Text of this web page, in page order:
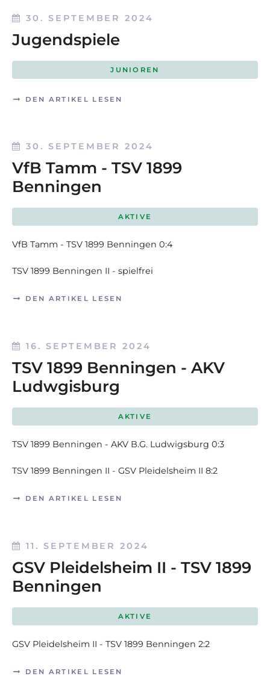
30. SEPTEMBER 2024
Jugendspiele
JUNIOREN
DEN ARTIKEL LESEN
30. SEPTEMBER 2024
VfB Tamm - TSV 1899
Benningen
AKTIVE
VfB Tamm - TSV 1899 Benningen 0:4
TSV 1899 Benningen II - spielfrei
DEN ARTIKEL LESEN
16. SEPTEMBER 2024
TSV 1899 Benningen - AKV
Ludwgisburg
AKTIVE
TSV 1899 Benningen - AKV B.G. Ludwigsburg 0:3
TSV 1899 Benningen II - GSV Pleidelsheim II 8:2
DEN ARTIKEL LESEN
11. SEPTEMBER 2024
GSV Pleidelsheim II - TSV 1899
Benningen
AKTIVE
GSV Pleidelsheim II - TSV 1899 Benningen 2:2
DEN ARTIKEL LESEN